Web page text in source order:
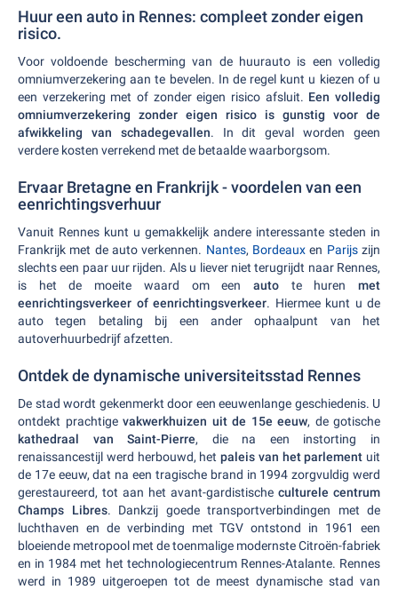
Huur een auto in Rennes: compleet zonder eigen
risico.
Voor voldoende bescherming van de huurauto is een volledig
omniumverzekering aan te bevelen. In de regel kunt u kiezen of u
een verzekering met of zonder eigen risico afsluit. Een volledig
omniumverzekering zonder eigen risico is gunstig voor de
afwikkeling van schadegevallen. In dit geval worden geen
verdere kosten verrekend met de betaalde waarborgsom.
Ervaar Bretagne en Frankrijk - voordelen van een
eenrichtingsverhuur
Vanuit Rennes kunt u gemakkelijk andere interessante steden in
Frankrijk met de auto verkennen. Nantes, Bordeaux en Parijszijn
slechts een paar uur rijden. Als u liever niet terugrijdt naar Rennes,
is het de moeite waard om een autote hurenmet
eenrichtingsverkeer of eenrichtingsverkeer. Hiermee kunt u de
auto tegen betaling bij een ander ophaalpunt van het
autoverhuurbedrijf afzetten.
Ontdek de dynamische universiteitsstad Rennes
De stad wordt gekenmerkt door een eeuwenlange geschiedenis. U
ontdekt prachtige vakwerkhuizen uit de 15e eeuw, de gotische
kathedraal van Saint-Pierre, die na een instorting in
renaissancestijl werd herbouwd, het paleis van het parlement uit
de 17e eeuw, dat na een tragische brand in 1994 zorgvuldig werd
gerestaureerd, tot aan het avant-gardistische culturele centrum
Champs Libres. Dankzij goede transportverbindingen met de
luchthaven en de verbinding met TGV ontstond in 1961 een
bloeiende metropool met de toenmalige modernste Citroën-fabriek
en in 1984 met het technologiecentrum Rennes-Atalante. Rennes
werd in 1989 uitgeroepen tot de meest dynamische stad van